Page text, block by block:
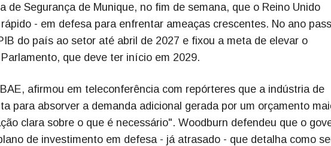
de Segurança de Munique, no fim de semana, que o Reino Unido
- em defesa para enfrentar ameaças crescentes. No ano
do país ao setor até abril de 2027 e fixou a meta de elevar o
que deve ter início em 2029.
afirmou em teleconferência com repórteres que a indústria de
para absorver a demanda adicional gerada por um orçamento
clara sobre o que é necessário". Woodburn defendeu que o
de investimento em defesa - já atrasado - que detalha como